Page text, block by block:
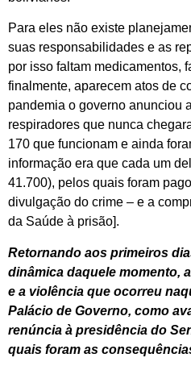
Para eles não existe
suas responsabilidades e as
por isso faltam medicamentos,
finalmente, aparecem atos de
pandemia o governo anunciou
respiradores que nunca
170 que funcionam e ainda
informação era que cada um
41.700), pelos quais foram
divulgação do crime – e a
da Saúde à prisão].
Retornando aos primeiros
dinâmica daquele momento,
e a violência que ocorreu
Palácio de Governo, como
renúncia à presidência do
quais foram as